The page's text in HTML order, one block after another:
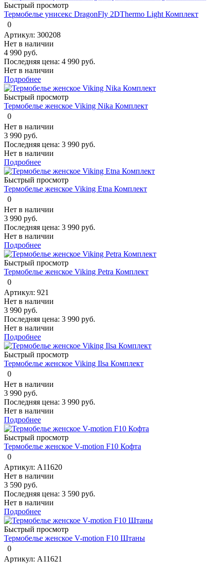
Быстрый просмотр
Термобелье унисекс DragonFly 2DThermo Light Комплект
0
Артикул: 300208
Нет в наличии
4 990 руб.
Последняя цена: 4 990 руб.
Нет в наличии
Подробнее
Быстрый просмотр
Термобелье женское Viking Nika Комплект
0
Нет в наличии
3 990 руб.
Последняя цена: 3 990 руб.
Нет в наличии
Подробнее
Быстрый просмотр
Термобелье женское Viking Etna Комплект
0
Нет в наличии
3 990 руб.
Последняя цена: 3 990 руб.
Нет в наличии
Подробнее
Быстрый просмотр
Термобелье женское Viking Petra Комплект
0
Артикул: 921
Нет в наличии
3 990 руб.
Последняя цена: 3 990 руб.
Нет в наличии
Подробнее
Быстрый просмотр
Термобелье женское Viking Ilsa Комплект
0
Нет в наличии
3 990 руб.
Последняя цена: 3 990 руб.
Нет в наличии
Подробнее
Быстрый просмотр
Термобелье женское V-motion F10 Кофта
0
Артикул: А11620
Нет в наличии
3 590 руб.
Последняя цена: 3 590 руб.
Нет в наличии
Подробнее
Быстрый просмотр
Термобелье женское V-motion F10 Штаны
0
Артикул: А11621